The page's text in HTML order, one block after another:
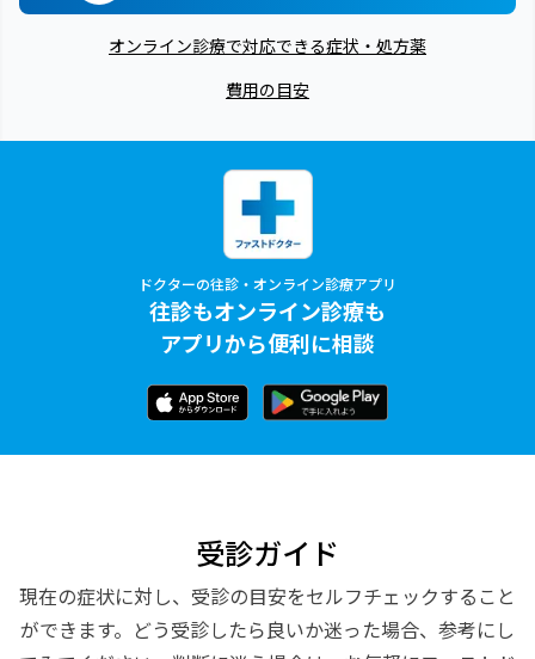
オンライン診療で対応できる症状・処方薬
費用の目安
ドクターの往診・オンライン診療アプリ
往診もオンライン診療も
アプリから便利に相談
受診ガイド
現在の症状に対し、受診の目安をセルフチェックすること
ができます。どう受診したら良いか迷った場合、参考にし